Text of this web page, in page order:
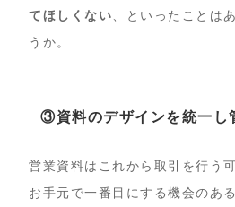
てほしくない、といったことは
うか。
③資料のデザインを統一し
営業資料はこれから取引を行う
お手元で一番目にする機会のあ